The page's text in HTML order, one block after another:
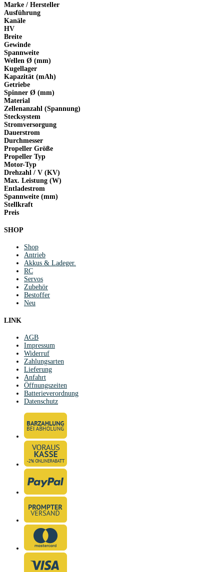
Marke / Hersteller
Ausführung
Kanäle
HV
Breite
Gewinde
Spannweite
Wellen Ø (mm)
Kugellager
Kapazität (mAh)
Getriebe
Spinner Ø (mm)
Material
Zellenanzahl (Spannung)
Stecksystem
Stromversorgung
Dauerstrom
Durchmesser
Propeller Größe
Propeller Typ
Motor-Typ
Drehzahl / V (KV)
Max. Leistung (W)
Entladestrom
Spannweite (mm)
Stellkraft
Preis
SHOP
Shop
Antrieb
Akkus & Ladeger.
RC
Servos
Zubehör
Bestoffer
Neu
LINK
AGB
Impressum
Widerruf
Zahlungsarten
Lieferung
Anfahrt
Öffnungszeiten
Batterieverordnung
Datenschutz